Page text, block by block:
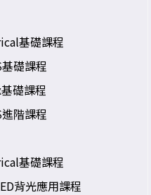
基礎課程
基礎課程
礎課程
進階課程
基礎課程
背光應用課程